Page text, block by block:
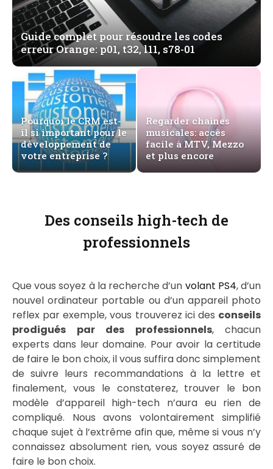
Guide complet pour résoudre les codes
erreur Orange: p01, t32, l11, s78-01
Pourquoi le CRM est-
il si important pour le
développement de
votre entreprise ?
Regarder chaînes
musicales: accès
facile à MTV, Mezzo
et plus encore
Des conseils high-tech de
professionnels
Que vous soyez à la recherche d’un volant PS4, d’un
nouvel ordinateur portable ou d’un appareil photo
reflex par exemple, vous trouverez ici des conseils
prodigués par des professionnels, chacun
experts dans leur domaine. Pour avoir la certitude
de faire le bon choix, il vous suffira donc simplement
de suivre leurs recommandations à la lettre et
finalement, vous le constaterez, trouver le bon
modèle d’appareil high-tech n’aura eu rien de
compliqué. Nous avons volontairement simplifié
chaque sujet à l’extrême afin que, même si vous n’y
connaissez absolument rien, vous soyez assuré de
faire le bon choix.